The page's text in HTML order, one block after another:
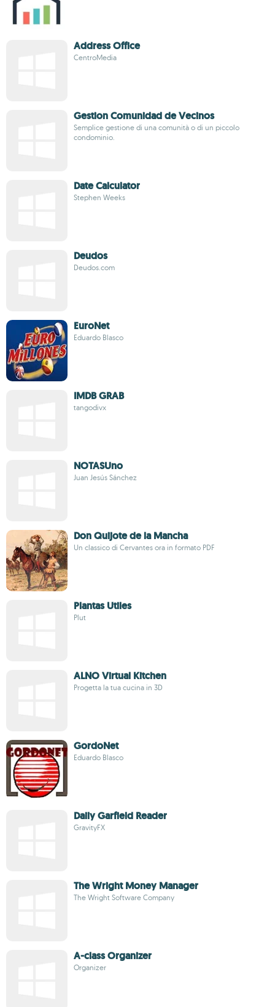
Address Office
CentroMedia
Gestion Comunidad de Vecinos
Semplice gestione di una comunità o di un piccolo
condominio.
Date Calculator
Stephen Weeks
Deudos
Deudos.com
EuroNet
Eduardo Blasco
IMDB GRAB
tangodivx
NOTASUno
Juan Jesús Sánchez
Don Quijote de la Mancha
Un classico di Cervantes ora in formato PDF
Plantas Utiles
Plut
ALNO Virtual Kitchen
Progetta la tua cucina in 3D
GordoNet
Eduardo Blasco
Daily Garfield Reader
GravityFX
The Wright Money Manager
The Wright Software Company
A-class Organizer
Organizer